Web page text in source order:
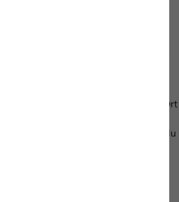
Prozesses.
Teamarbeit?
Team, aber übernimmst auch selbst
eigene Entscheidungen
uns richtig!
und Servicetechniker triffst du vor Ort
und kommunizierst mit
wenn du mal eine Frage hast, rufst du
und dir wird unkompliziert
wir auch von dir.